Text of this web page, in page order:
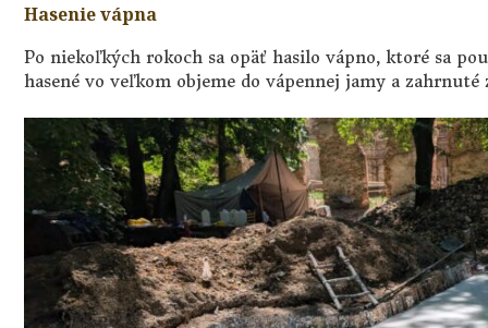
Hasenie vápna
Po niekoľkých rokoch sa opäť hasilo vápno, ktoré sa
hasené vo veľkom objeme do vápennej jamy a zahrnuté